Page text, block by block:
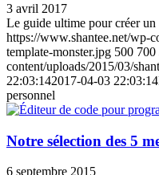
3 avril 2017
Le guide ultime pour créer
https://www.shantee.net/wp-
template-monster.jpg 500 700
content/uploads/2015/03/
22:03:142017-04-03 22:03:14
personnel
Notre sélection des 5
6 septembre 2015